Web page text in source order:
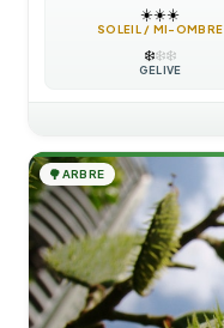
☀️☀️☀️
SOLEIL / MI-OMBRE
❄️❄️❄️
GÉLIVE
🌳ARBRE